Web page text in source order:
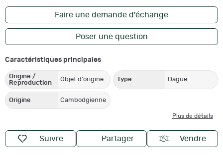
Faire une demande d'échange
Poser une question
Caractéristiques principales
Origine /
Reproduction
Objet d'origine Type Dague
Origine Cambodgienne
Plus de détails
Suivre Partager Vendre